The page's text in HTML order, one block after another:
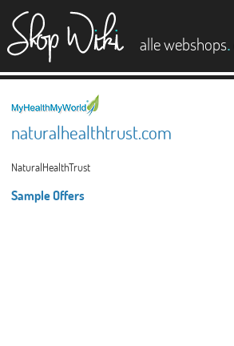
alle webshops.
naturalhealthtrust.com
NaturalHealthTrust
Sample Offers